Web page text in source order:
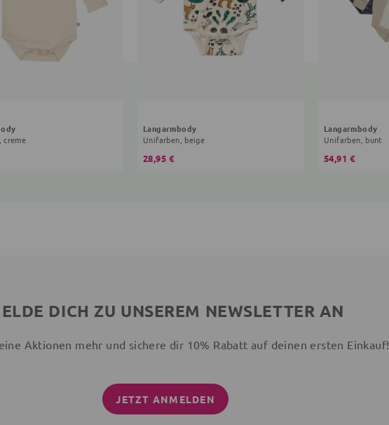
creme
Langarmbody
Unifarben, beige
28,95 €
Langarmbody
Unifarben, bunt
54,91 €
DICH ZU UNSEREM NEWSLETTER AN
Aktionen mehr und sichere dir 10% Rabatt auf deinen ersten Einkauf!
JETZT ANMELDEN